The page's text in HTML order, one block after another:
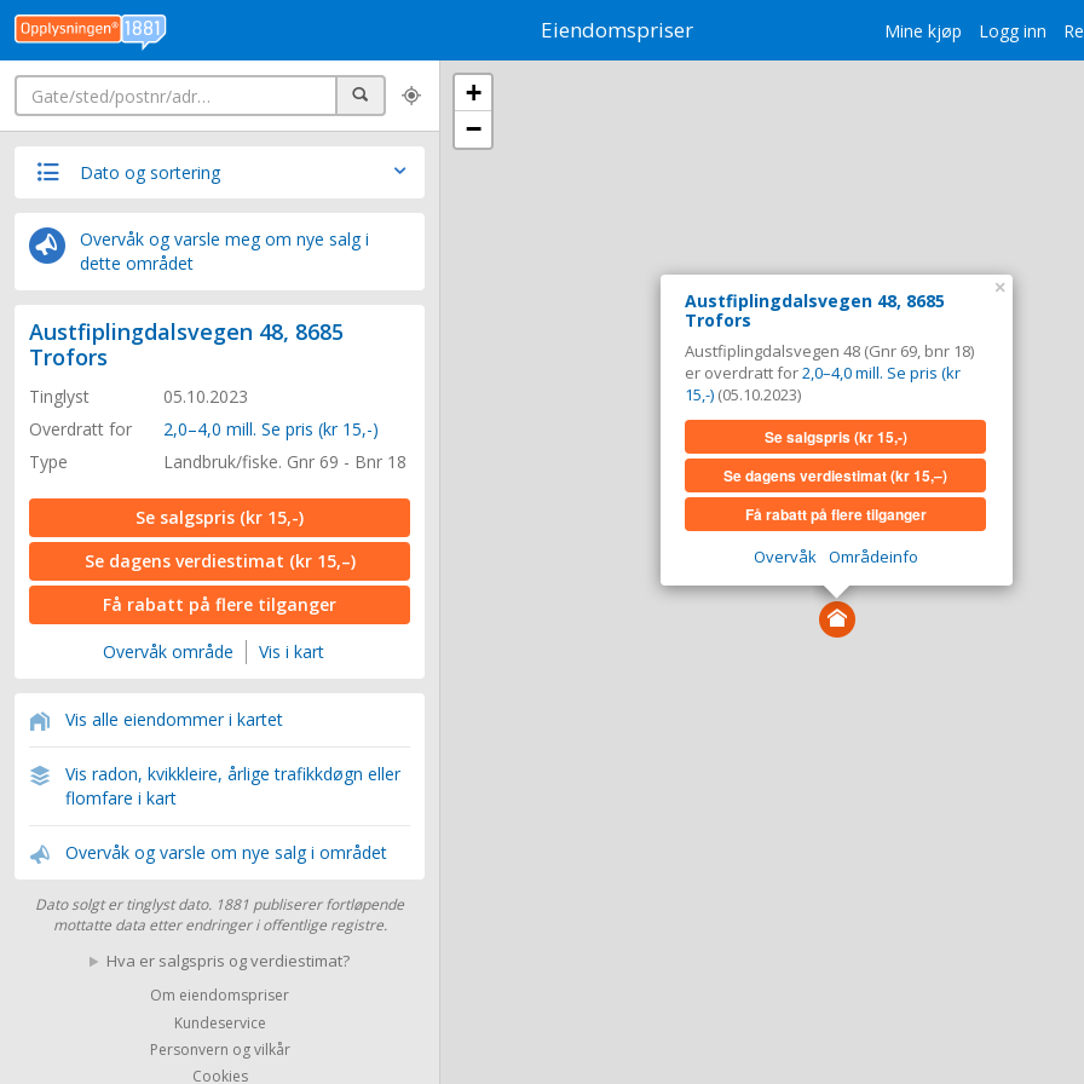
Mine kjøp Logg inn
Eiendomspriser
Søk
Dato og sortering
Overvåk og varsle meg om nye salg i
dette området
Austfiplingdalsvegen 48, 8685
Trofors
Tinglyst
05.10.2023
Overdratt for
2,0–4,0 mill. Se pris (kr 15,-)
Type
Landbruk/fiske. Gnr 69 - Bnr 18
Se salgspris (kr 15,-)
Se dagens verdiestimat (kr 15,–)
Få rabatt på flere tilganger
Overvåk område Vis i kart
Vis alle eiendommer i kartet
Vis radon, kvikkleire, årlige trafikkdøgn eller
flomfare i kart
Overvåk og varsle om nye salg i området
Dato solgt er tinglyst dato. 1881 publiserer fortløpende
mottatte data etter endringer i offentlige registre.
Hva er salgspris og verdiestimat?
Om eiendomspriser
Kundeservice
Personvern og vilkår
Cookies
Austfiplingdalsvegen 48, 8685
Trofors
Austfiplingdalsvegen 48 (Gnr 69, bnr 18)
er overdratt for2,0–4,0 mill. Se pris (kr
15,-) (05.10.2023)
Se salgspris(kr 15,-)
Se dagens verdiestimat(kr 15,–)
Få rabatt på flere tilganger
Overvåk Områdeinfo
×
+
−